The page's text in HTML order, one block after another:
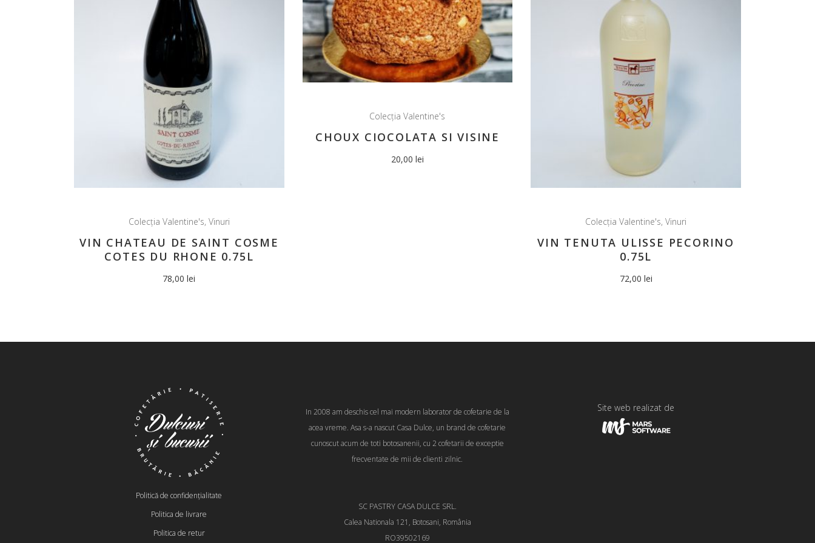
Colecția Valentine's, Vinuri
VIN CHATEAU DE SAINT COSME
COTES DU RHONE 0.75L
78,00lei
Colecția Valentine's
CHOUX CIOCOLATA SI VISINE
20,00 lei
Colecția Valentine's,Vinuri
VIN TENUTA ULISSE PECORINO
0.75L
72,00 lei
Politică de confidențialitate
Politica de livrare
Politica de retur
In 2008 am deschis cel mai modern laborator de cofetarie de la
acea vreme. Asa s-a nascut Casa Dulce, un brand de cofetarie
cunoscut acum de toti botosanenii, cu 2 cofetarii de exceptie
frecventate de mii de clienti zilnic.
SC PASTRY CASA DULCE SRL.
Calea Nationala 121, Botosani, România
RO39502169
Site web realizat de